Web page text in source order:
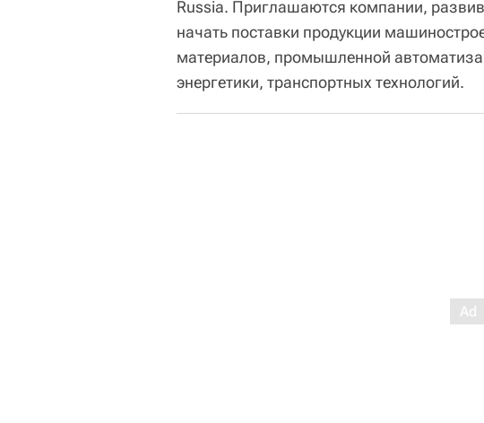
Russia. Приглашаются компании,
начать поставки продукции
материалов, промышленной
энергетики, транспортных технологий.